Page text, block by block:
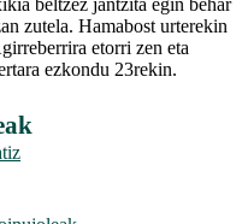
beltzez jantzita egin behar
zutela. Hamabost urterekin
etorri zen eta
ezkondu 23rekin.